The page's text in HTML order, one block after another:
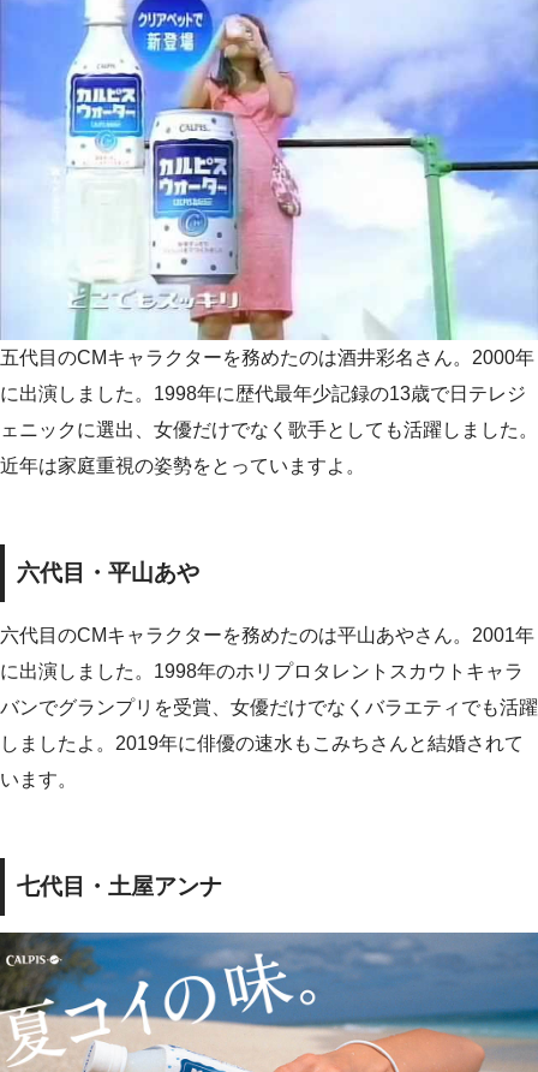
五代目のCMキャラクターを務めたのは酒井彩名さん。2000年
に出演しました。1998年に歴代最年少記録の13歳で日テレジ
ェニックに選出、女優だけでなく歌手としても活躍しました。
近年は家庭重視の姿勢をとっていますよ。
六代目・平山あや
六代目のCMキャラクターを務めたのは平山あやさん。2001年
に出演しました。1998年のホリプロタレントスカウトキャラ
バンでグランプリを受賞、女優だけでなくバラエティでも活躍
しましたよ。2019年に俳優の速水もこみちさんと結婚されて
います。
七代目・土屋アンナ